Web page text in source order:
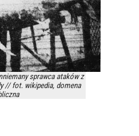
sprawca ataków z
// fot. wikipedia, domena